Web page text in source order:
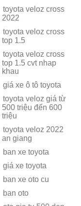
toyota veloz cross
2022
toyota veloz cross
top 1.5
toyota veloz cross
top 1.5 cvt nhap
khau
giá xe ô tô toyota
toyota veloz giá từ
500 triệu đến 600
triệu
toyota veloz 2022
an giang
ban xe toyota
giá xe toyota
ban xe oto cu
ban oto